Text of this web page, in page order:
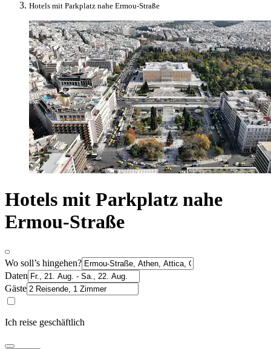
Hotels mit Parkplatz nahe Ermou-Straße
Hotels mit Parkplatz nahe
Ermou-Straße
Wo soll’s hingehen?
Daten
Gäste
Ich reise geschäftlich